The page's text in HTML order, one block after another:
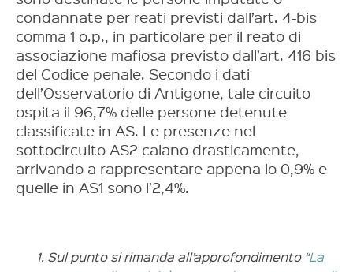
condannate per reati previsti dall’art. 4-bis
comma 1 o.p., in particolare per il reato di
associazione mafiosa previsto dall’art. 416 bis
del Codice penale. Secondo i dati
dell’Osservatorio di Antigone, tale circuito
ospita il 96,7% delle persone detenute
classificate in AS. Le presenze nel
sottocircuito AS2 calano drasticamente,
arrivando a rappresentare appena lo 0,9% e
quelle in AS1 sono l’2,4%.
Sul punto si rimanda all’approfondimento “La